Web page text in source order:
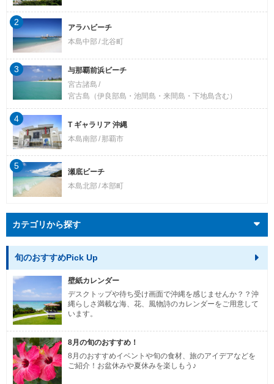
アラハビーチ
本島中部 北谷町
2
与那覇前浜ビーチ
宮古諸島
宮古島（伊良部島・池間島・来間島・下地島含む）
3
T ギャラリア 沖縄
本島南部
那覇市
4
瀬底ビーチ
本島北部 本部町
5
カテゴリから探す
旬のおすすめPick Up
壁紙カレンダー
デスクトップや待ち受け画面で沖縄を感じませんか？？沖
縄らしさ満載な海、花、風物詩のカレンダーをご用意して
います。
8月の旬のおすすめ！
8月のおすすめイベントや旬の食材、旅のアイデアなどを
ご紹介！お盆休みや夏休みを楽しもう♪